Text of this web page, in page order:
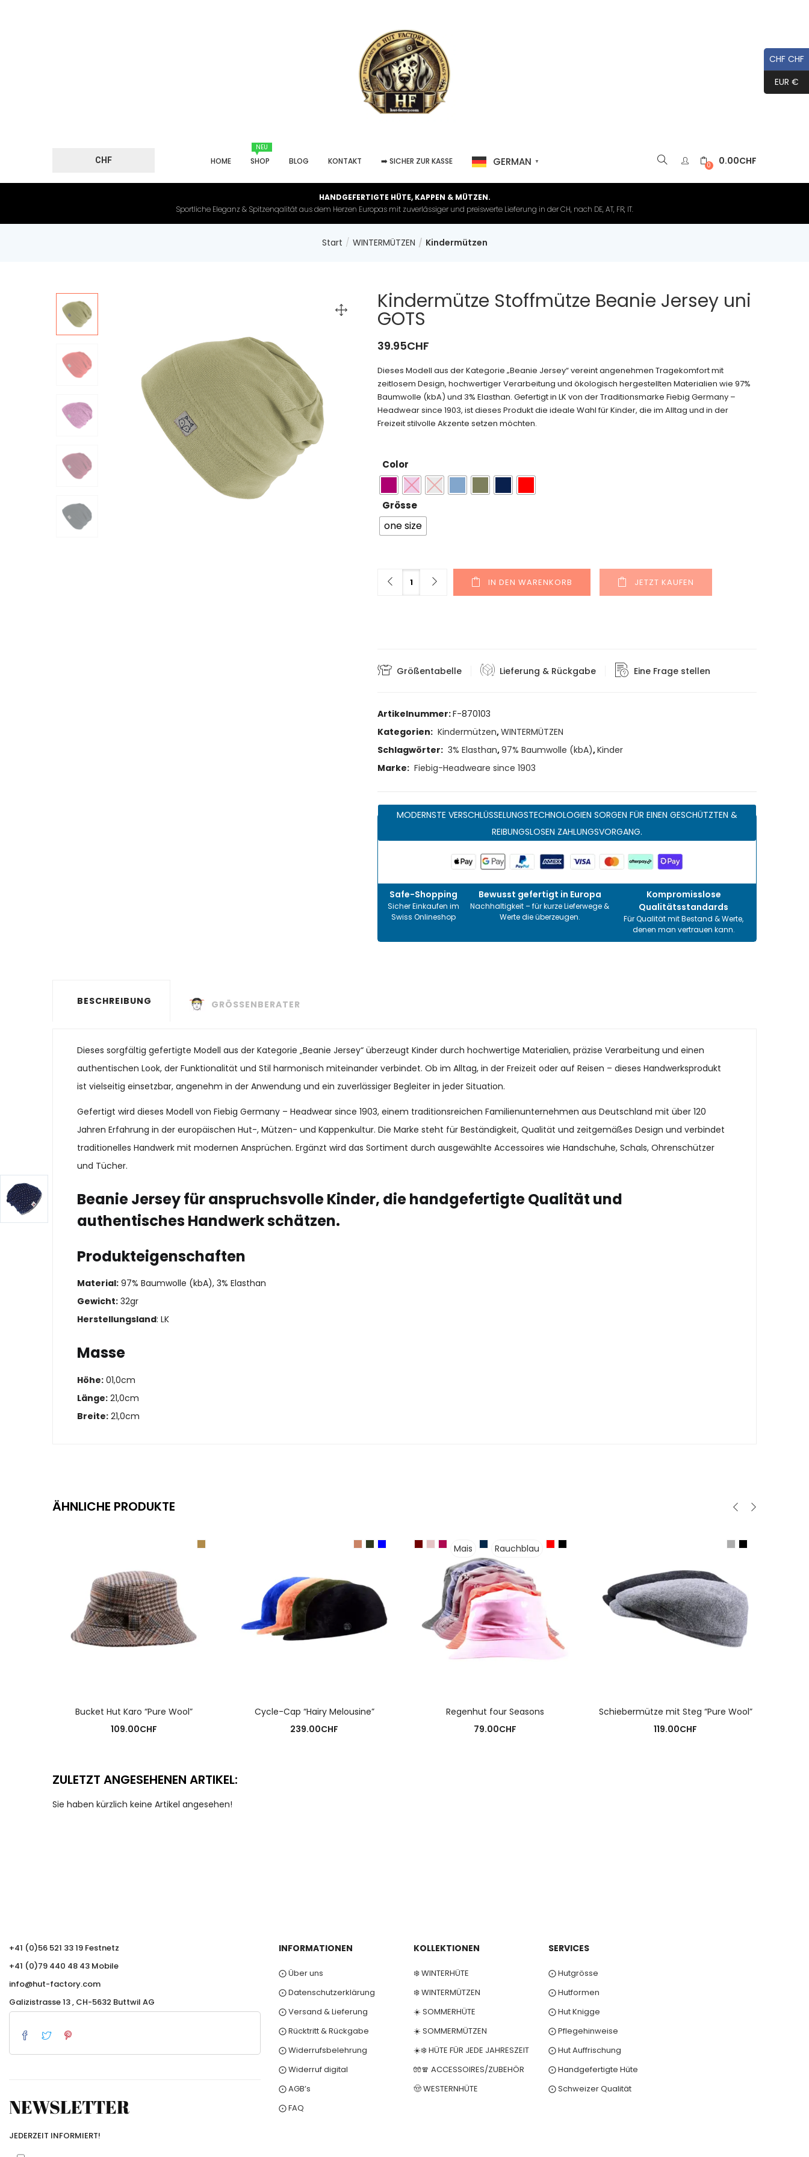
CHF HOME
NEU
SHOP BLOG KONTAKT ➡️ SICHER ZUR KASSE GERMAN ▼ 0 0.00CHF
HANDGEFERTIGTE HÜTE, KAPPEN & MÜTZEN.
Sportliche Eleganz & Spitzenqalität aus dem Herzen Europas mit zuverlässiger und preiswerte Lieferung in der CH, nach DE, AT, FR, IT.
Start WINTERMÜTZEN Kindermützen
Kindermütze Stoffmütze Beanie Jersey uni
GOTS
39.95CHF
Dieses Modell aus der Kategorie „Beanie Jersey“ vereint angenehmen Tragekomfort mit
zeitlosem Design, hochwertiger Verarbeitung und ökologisch hergestellten Materialien wie 97%
Baumwolle (kbA) und 3% Elasthan. Gefertigt in LK von der Traditionsmarke Fiebig Germany –
Headwear since 1903, ist dieses Produkt die ideale Wahl für Kinder, die im Alltag und in der
Freizeit stilvolle Akzente setzen möchten.
Color
Grösse
one size
Menge
IN DEN WARENKORB JETZT KAUFEN
Größentabelle Lieferung & Rückgabe Eine Frage stellen
Artikelnummer:F-870103
Kategorien: Kindermützen,WINTERMÜTZEN
Schlagwörter: 3% Elasthan,97% Baumwolle (kbA),Kinder
Marke: Fiebig-Headweare since 1903
MODERNSTE VERSCHLÜSSELUNGSTECHNOLOGIEN SORGEN FÜR EINEN GESCHÜTZTEN &
REIBUNGSLOSEN ZAHLUNGSVORGANG.
Safe-Shopping
Sicher Einkaufen im
Swiss Onlineshop
Bewusst gefertigt in Europa
Nachhaltigkeit – für kurze Lieferwege &
Werte die überzeugen.
Kompromisslose
Qualitätsstandards
Für Qualität mit Bestand & Werte,
denen man vertrauen kann.
BESCHREIBUNG GRÖSSENBERATER
Dieses sorgfältig gefertigte Modell aus der Kategorie „Beanie Jersey“ überzeugt Kinder durch hochwertige Materialien, präzise Verarbeitung und einen
authentischen Look, der Funktionalität und Stil harmonisch miteinander verbindet. Ob im Alltag, in der Freizeit oder auf Reisen – dieses Handwerksprodukt
ist vielseitig einsetzbar, angenehm in der Anwendung und ein zuverlässiger Begleiter in jeder Situation.
Gefertigt wird dieses Modell von Fiebig Germany – Headwear since 1903, einem traditionsreichen Familienunternehmen aus Deutschland mit über 120
Jahren Erfahrung in der europäischen Hut-, Mützen- und Kappenkultur. Die Marke steht für Beständigkeit, Qualität und zeitgemäßes Design und verbindet
traditionelles Handwerk mit modernen Ansprüchen. Ergänzt wird das Sortiment durch ausgewählte Accessoires wie Handschuhe, Schals, Ohrenschützer
und Tücher.
Beanie Jersey für anspruchsvolle Kinder, die handgefertigte Qualität und
authentisches Handwerk schätzen.
Produkteigenschaften
Material: 97% Baumwolle (kbA), 3% Elasthan
Gewicht: 32gr
Herstellungsland: LK
Masse
Höhe: 01,0cm
Länge: 21,0cm
Breite: 21,0cm
ÄHNLICHE PRODUKTE
Bucket Hut Karo “Pure Wool”
109.00CHF
Cycle-Cap “Hairy Melousine”
239.00CHF
Mais Rauchblau
Regenhut four Seasons
79.00CHF
Schiebermütze mit Steg “Pure Wool”
119.00CHF
ZULETZT ANGESEHENEN ARTIKEL:
Sie haben kürzlich keine Artikel angesehen!
+41 (0)56 521 33 19 Festnetz
+41 (0)79 440 48 43 Mobile
info@hut-factory.com
Galizistrasse 13 , CH-5632 Buttwil AG
NEWSLETTER
JEDERZEIT INFORMIERT!
INFORMATIONEN
⨀ Über uns
⨀ Datenschutzerklärung
⨀ Versand & Lieferung
⨀ Rücktritt & Rückgabe
⨀ Widerrufsbelehrung
⨀ Widerruf digital
⨀ AGB’s
⨀ FAQ
KOLLEKTIONEN
❄️ WINTERHÜTE
❄️ WINTERMÜTZEN
☀️ SOMMERHÜTE
☀️ SOMMERMÜTZEN
☀️❄️ HÜTE FÜR JEDE JAHRESZEIT
🧤🧣 ACCESSOIRES/ZUBEHÖR
🤠 WESTERNHÜTE
SERVICES
⨀ Hutgrösse
⨀ Hutformen
⨀ Hut Knigge
⨀ Pflegehinweise
⨀ Hut Auffrischung
⨀ Handgefertigte Hüte
⨀ Schweizer Qualität
CHF CHF
EUR €